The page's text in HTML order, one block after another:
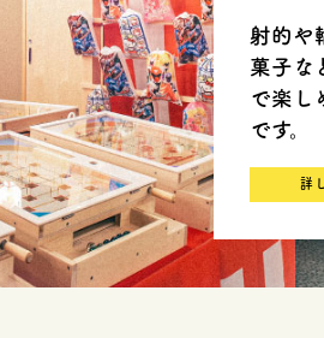
射的や
菓子な
で楽し
です。
詳